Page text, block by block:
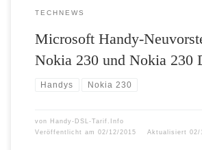
TECHNEWS
Microsoft Handy-
Nokia 230 und Nokia 230
Handys Nokia 230
von Handy-DSL-Tarif.Info
Veröffentlicht am 02/12/2015 Aktualisiert 02/